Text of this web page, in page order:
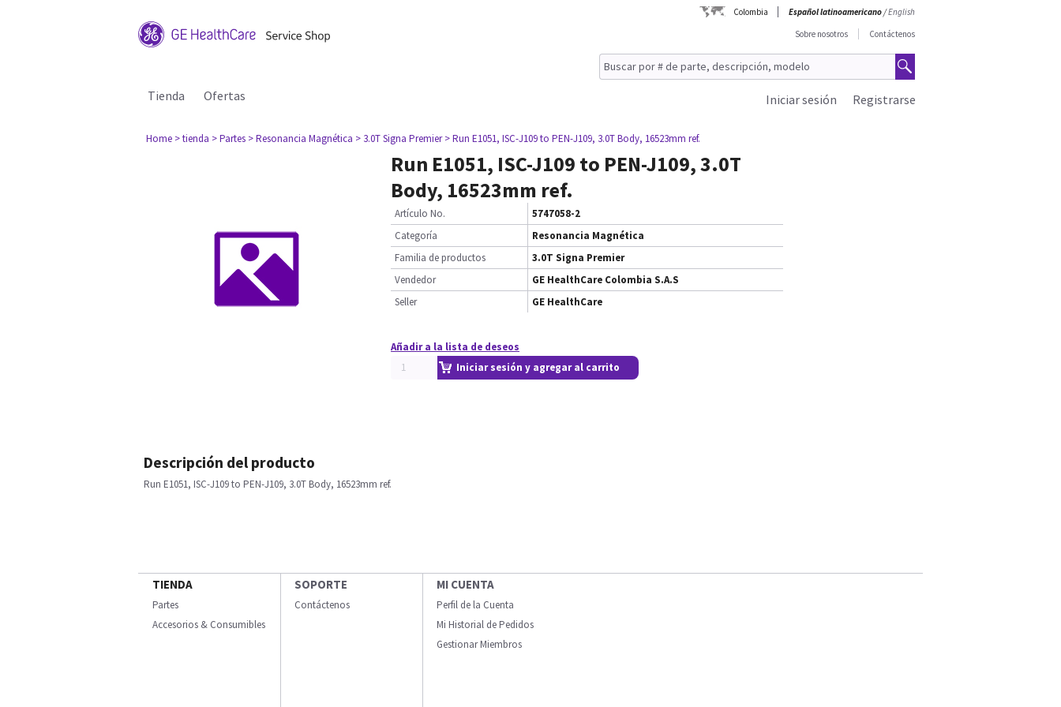
Colombia Español latinoamericano/English
Sobre nosotros
Contáctenos
Tienda Ofertas Registrarse
Iniciar sesión
Home > tienda > Partes > Resonancia Magnética > 3.0T Signa Premier > Run E1051, ISC-J109 to PEN-J109, 3.0T Body, 16523mm ref.
Run E1051, ISC-J109 to PEN-J109, 3.0T
Body, 16523mm ref.
Artículo No.
5747058-2
Categoría
Resonancia Magnética
Familia de productos
3.0T Signa Premier
Vendedor
GE HealthCare Colombia S.A.S
Seller
GE HealthCare
Añadir a la lista de deseos
Iniciar sesión y agregar al carrito
Descripción del producto
Run E1051, ISC-J109 to PEN-J109, 3.0T Body, 16523mm ref.
TIENDA
Partes
Accesorios & Consumibles
SOPORTE
Contáctenos
MI CUENTA
Perfil de la Cuenta
Mi Historial de Pedidos
Gestionar Miembros